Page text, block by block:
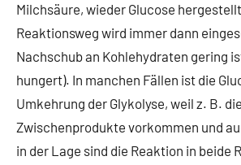
Milchsäure, wieder Glucose
Reaktionsweg wird immer dann
Nachschub an Kohlehydraten gering
hungert). In manchen Fällen ist die
Umkehrung der Glykolyse, weil z. B.
Zwischenprodukte vorkommen und
in der Lage sind die Reaktion in beide